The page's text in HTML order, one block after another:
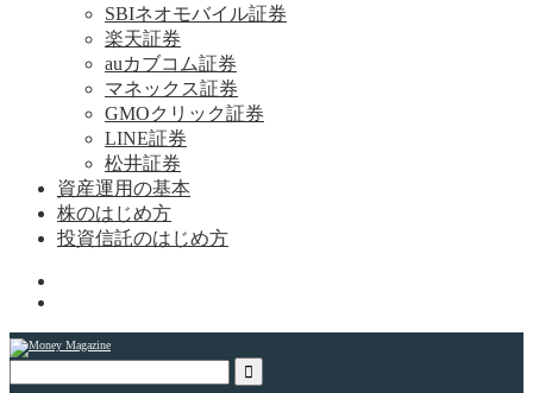
SBIネオモバイル証券
楽天証券
auカブコム証券
マネックス証券
GMOクリック証券
LINE証券
松井証券
資産運用の基本
株のはじめ方
投資信託のはじめ方